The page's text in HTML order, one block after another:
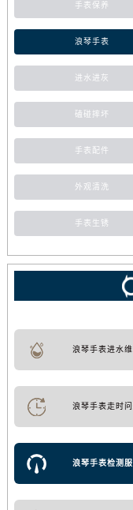
手表保养
浪琴手表
进水进灰
磕碰摔坏
手表配件
外观清洗
手表生锈
浪琴手表进水
浪琴手表走时
浪琴手表检测